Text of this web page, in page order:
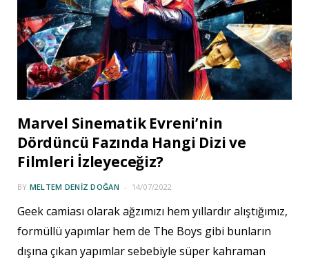
Marvel Sinematik Evreni’nin
Dördüncü Fazında Hangi Dizi ve
Filmleri İzleyeceğiz?
BY MELTEM DENIZ DOĞAN 14/07/2022
Geek camiası olarak ağzımızı hem yıllardır alıştığımız,
formüllü yapımlar hem de The Boys gibi bunların
dışına çıkan yapımlar sebebiyle süper kahraman